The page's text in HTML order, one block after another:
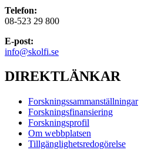
Telefon:
08-523 29 800
E-post:
info@skolfi.se
DIREKTLÄNKAR
Forskningssammanställningar
Forskningsfinansiering
Forskningsprofil
Om webbplatsen
Tillgänglighetsredogörelse